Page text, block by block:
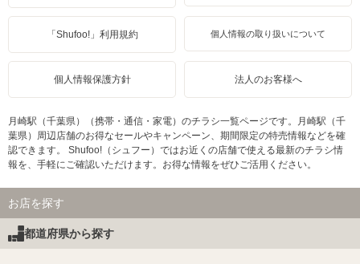
「Shufoo!」利用規約 個人情報の取り扱いについて
個人情報保護方針 法人のお客様へ
月崎駅（千葉県）（携帯・通信・家電）のチラシ一覧ページです。月崎駅（千
葉県）周辺店舗のお得なセールやキャンペーン、期間限定の特売情報などを確
認できます。 Shufoo!（シュフー）ではお近くの店舗で使える最新のチラシ情
報を、手軽にご確認いただけます。お得な情報をぜひご活用ください。
お店を探す
都道府県から探す